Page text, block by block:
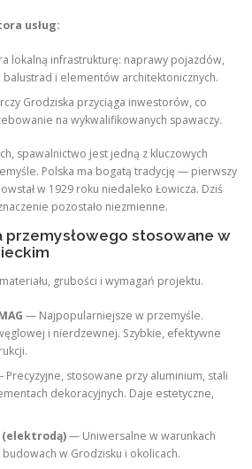
usług:
lokalną infrastrukturę: naprawy pojazdów,
i elementów architektonicznych.
Grodziska przyciąga inwestorów, co
na wykwalifikowanych spawaczy.
spawalnictwo jest jedną z kluczowych
Polska ma bogatą tradycję — pierwszy
w 1929 roku niedaleko Łowicza. Dziś
pozostało niezmienne.
przemysłowego stosowane w
grubości i wymagań projektu.
— Najpopularniejsze w przemyśle.
i nierdzewnej. Szybkie, efektywne
Precyzyjne, stosowane przy aluminium, stali
dekoracyjnych. Daje estetyczne,
(elektrodą)— Uniwersalne w warunkach
w Grodzisku i okolicach.